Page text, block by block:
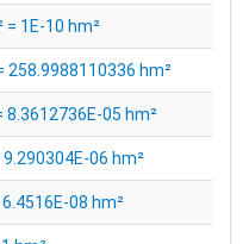
= 1E-10 hm²
258.9988110336 hm²
8.3612736E-05 hm²
9.290304E-06 hm²
6.4516E-08 hm²